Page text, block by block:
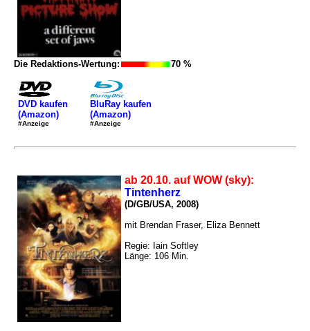
Die Redaktions-Wertung: 70 %
DVD kaufen
(Amazon)
#Anzeige
BluRay kaufen
(Amazon)
#Anzeige
ab 20.10. auf WOW (sky):
Tintenherz
(D/GB/USA, 2008)
mit Brendan Fraser, Eliza Bennett
Regie: Iain Softley
Länge: 106 Min.